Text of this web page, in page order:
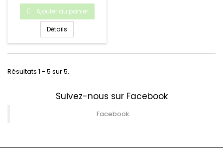
Ajouter au panier
Détails
Résultats 1 - 5 sur 5.
Suivez-nous sur Facebook
Facebook